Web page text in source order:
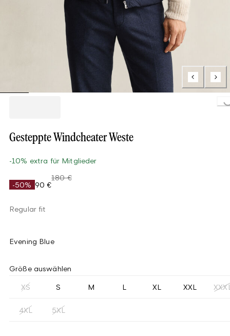
Loading...
Gesteppte Windcheater Weste
-10% extra für Mitglieder
-50% 90 €
180 €
Regular fit
Evening Blue
Größe auswählen
XS S M L XL XXL
4XL 5XL